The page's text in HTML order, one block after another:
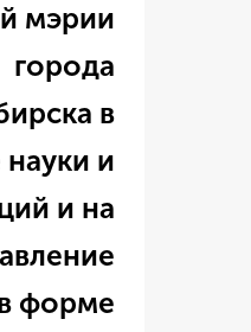
премий
грантов в